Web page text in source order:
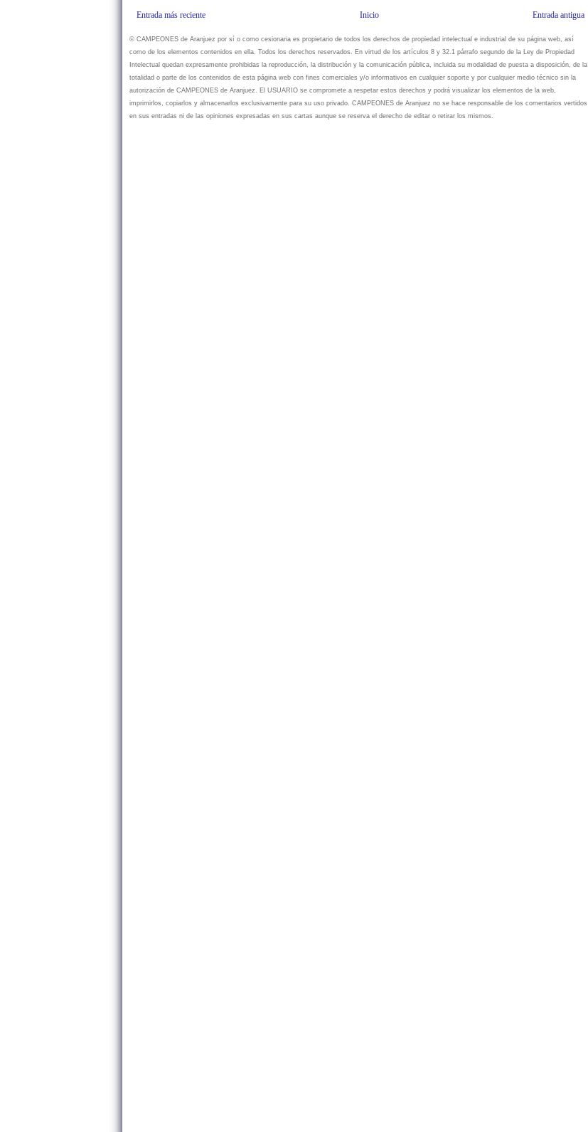
Entrada más reciente Entrada antigua
Inicio
© CAMPEONES de Aranjuez por sí o como cesionaria es propietario de todos los derechos de propiedad intelectual e industrial de su página web, así
como de los elementos contenidos en ella. Todos los derechos reservados. En virtud de los artículos 8 y 32.1 párrafo segundo de la Ley de Propiedad
Intelectual quedan expresamente prohibidas la reproducción, la distribución y la comunicación pública, incluida su modalidad de puesta a disposición, de la
totalidad o parte de los contenidos de esta página web con fines comerciales y/o informativos en cualquier soporte y por cualquier medio técnico sin la
autorización de CAMPEONES de Aranjuez. El USUARIO se compromete a respetar estos derechos y podrá visualizar los elementos de la web,
imprimirlos, copiarlos y almacenarlos exclusivamente para su uso privado. CAMPEONES de Aranjuez no se hace responsable de los comentarios vertidos
en sus entradas ni de las opiniones expresadas en sus cartas aunque se reserva el derecho de editar o retirar los mismos.